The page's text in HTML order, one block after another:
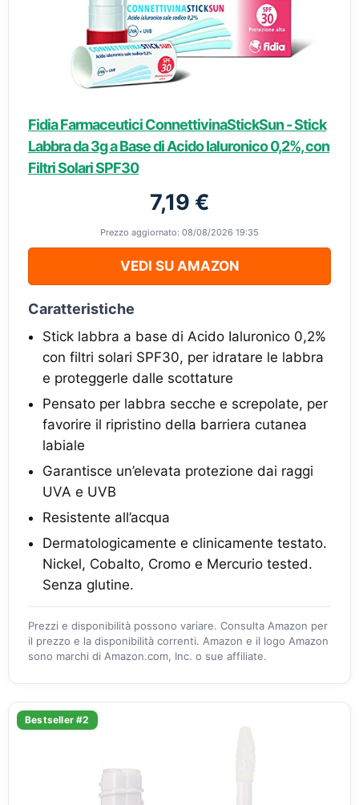
Fidia Farmaceutici ConnettivinaStickSun - Stick
Labbra da 3g a Base di Acido Ialuronico 0,2%, con
Filtri Solari SPF30
7,19 €
Prezzo aggiornato: 08/08/2026 19:35
VEDI SU AMAZON
Caratteristiche
Stick labbra a base di Acido Ialuronico 0,2%
con filtri solari SPF30, per idratare le labbra
e proteggerle dalle scottature
Pensato per labbra secche e screpolate, per
favorire il ripristino della barriera cutanea
labiale
Garantisce un’elevata protezione dai raggi
UVA e UVB
Resistente all’acqua
Dermatologicamente e clinicamente testato.
Nickel, Cobalto, Cromo e Mercurio tested.
Senza glutine.
Prezzi e disponibilità possono variare. Consulta Amazon per
il prezzo e la disponibilità correnti. Amazon e il logo Amazon
sono marchi di Amazon.com, Inc. o sue affiliate.
Bestseller #2